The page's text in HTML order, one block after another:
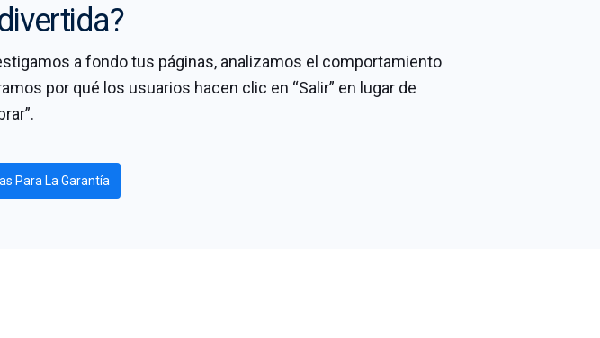
a fondo tus páginas, analizamos el comportamiento
por qué los usuarios hacen clic en “Salir” en lugar de
Para La Garantía